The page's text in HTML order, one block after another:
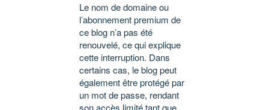
Le nom de domaine ou
l’abonnement premium de
ce blog n’a pas été
renouvelé, ce qui explique
cette interruption. Dans
certains cas, le blog peut
également être protégé par
un mot de passe, rendant
son accès limité tant que